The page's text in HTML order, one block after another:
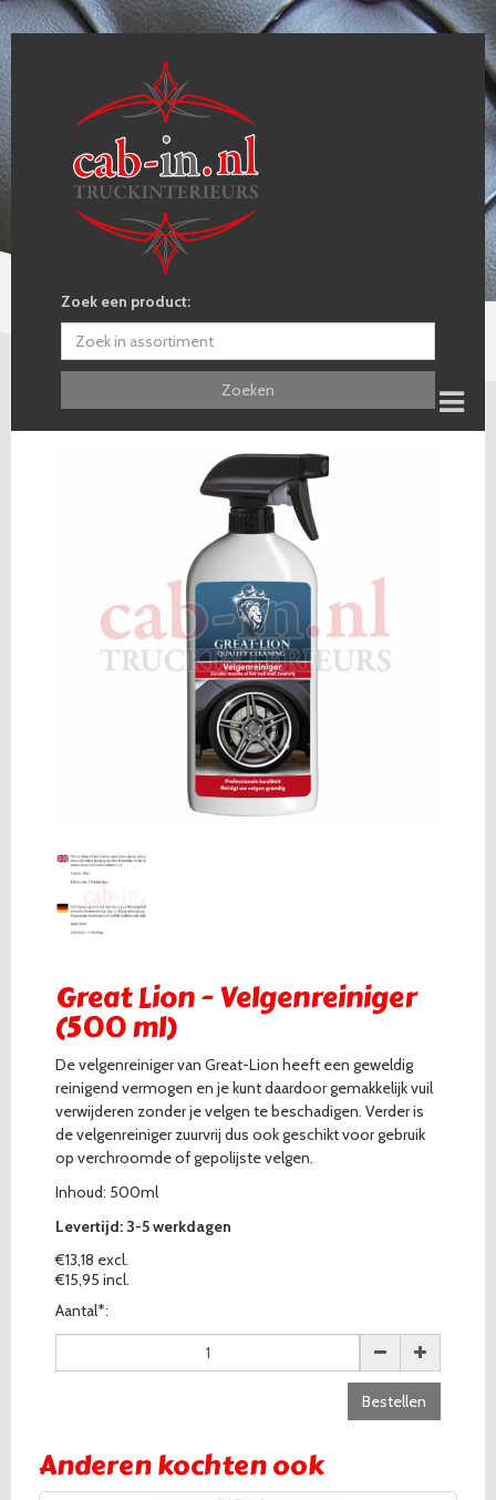
Zoek een product:
Zoeken
Great Lion - Velgenreiniger
(500 ml)
De velgenreiniger van Great-Lion heeft een geweldig
reinigend vermogen en je kunt daardoor gemakkelijk vuil
verwijderen zonder je velgen te beschadigen. Verder is
de velgenreiniger zuurvrij dus ook geschikt voor gebruik
op verchroomde of gepolijste velgen.
Inhoud: 500ml
Levertijd: 3-5 werkdagen
€13,18 excl.
€15,95 incl.
Aantal*:
Bestellen
Anderen kochten ook